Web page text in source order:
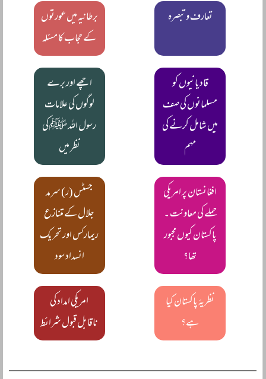
تعارف و تبصرہ
برطانیہ میں عورتوں
کے حجاب کا مسئلہ
قادیانیوں کو
مسلمانوں کی صف
میں شامل کرنے کی
مہم
اچھے اور برے
لوگوں کی علامات
رسول اللہ ﷺ کی
نظر میں
افغانستان پر امریکی
حملے کی معاونت ۔
پاکستان کیوں مجبور
تھا؟
جسٹس (ر) سرمد
جلال کے متنازع
ریمارکس اور تحریک
انسداد سود
نظریۂ پاکستان کیا
ہے؟
امریکی امداد کی
ناقابل قبول شرائط